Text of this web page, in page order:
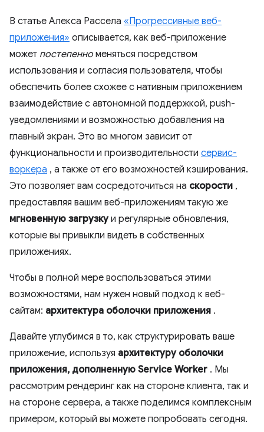
В статье Алекса Рассела «Прогрессивные веб-
приложения» описывается, как веб-приложение
может постепенно меняться посредством
использования и согласия пользователя, чтобы
обеспечить более схожее с нативным приложением
взаимодействие с автономной поддержкой, push-
уведомлениями и возможностью добавления на
главный экран. Это во многом зависит от
функциональности и производительности сервис-
воркера , а также от его возможностей кэширования.
Это позволяет вам сосредоточиться на скорости ,
предоставляя вашим веб-приложениям такую ​​же
мгновенную загрузкуи регулярные обновления,
которые вы привыкли видеть в собственных
приложениях.
Чтобы в полной мере воспользоваться этими
возможностями, нам нужен новый подход к веб-
сайтам: архитектура оболочки приложения .
Давайте углубимся в то, как структурировать ваше
приложение, используя архитектуру оболочки
приложения, дополненную Service Worker . Мы
рассмотрим рендеринг как на стороне клиента, так и
на стороне сервера, а также поделимся комплексным
примером, который вы можете попробовать сегодня.